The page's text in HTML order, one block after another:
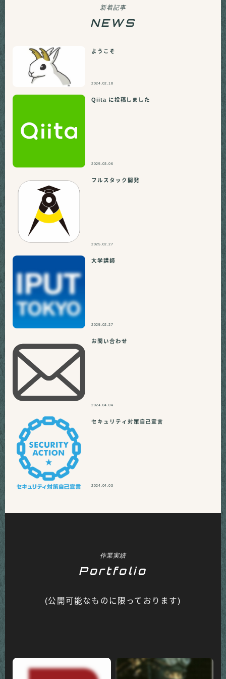
新着記事
NEWS
ようこそ
2024.02.18
Qiita に投稿しました
2025.03.06
フルスタック開発
2025.02.27
大学講師
2025.02.27
お問い合わせ
2024.04.04
セキュリティ対策自己宣言
2024.04.03
作業実績
Portfolio
(公開可能なものに限っております)